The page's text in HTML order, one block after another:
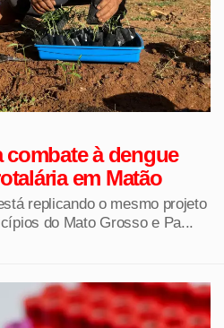
à dengue
em Matão
replicando o mesmo projeto
do Mato Grosso e Pa...